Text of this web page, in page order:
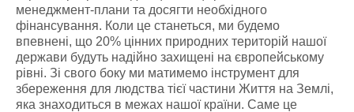
менеджмент-плани та досягти необхідного
фінансування. Коли це станеться, ми будемо
впевнені, що 20% цінних природних територій нашої
держави будуть надійно захищені на європейському
рівні. Зі свого боку ми матимемо інструмент для
збереження для людства тієї частини Життя на Землі,
яка знаходиться в межах нашої країни. Саме це